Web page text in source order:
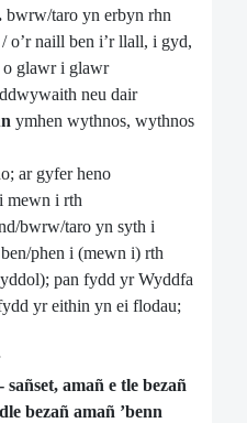
bwrw/taro yn erbyn rhn
o’r naill ben i’r llall, i gyd,
o glawr i glawr
ddwywaith neu dair
ymhen wythnos, wythnos
ar gyfer heno
mewn i rth
bwrw/taro yn syth i
phen i (mewn i) rth
pan fydd yr Wyddfa
yr eithin yn ei flodau;
amañ e tle bezañ
bezañ amañ ’benn